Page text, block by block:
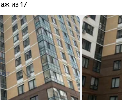
из 17